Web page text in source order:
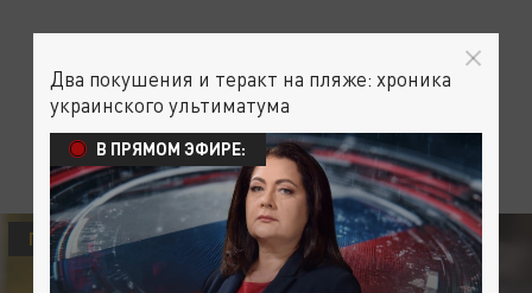
ПОЛИТИКА ОБЩЕСТВО
Два покушения и теракт на пляже: хроника
украинского ультиматума
В ПРЯМОМ ЭФИРЕ: